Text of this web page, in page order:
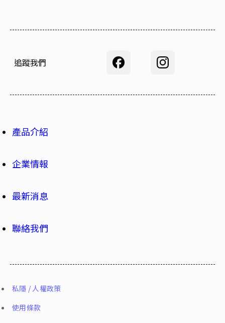
產品介紹
企業情報
最新消息
聯絡我們
追蹤我們
私隱 / 人權政策
使用條款